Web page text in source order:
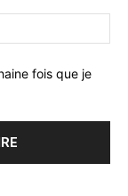
fois que je